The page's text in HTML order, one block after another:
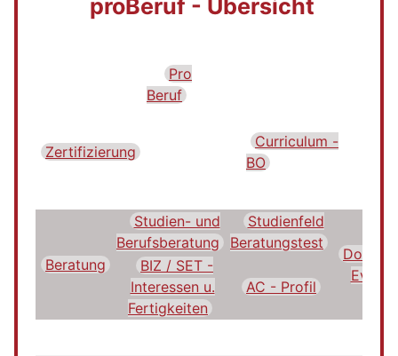
proBeruf - Übersicht
Pro
Beruf
Zertifizierung
Curriculum -
BO
Beratung
Studien- und
Berufsberatung
Studienfeld
Beratungstest
BIZ / SET -
Interessen u.
Fertigkeiten
AC - Profil